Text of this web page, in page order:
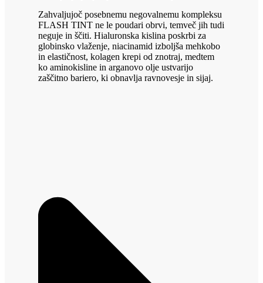
Zahvaljujoč posebnemu negovalnemu kompleksu
FLASH TINT ne le poudari obrvi, temveč jih tudi
neguje in ščiti. Hialuronska kislina poskrbi za
globinsko vlaženje, niacinamid izboljša mehkobo
in elastičnost, kolagen krepi od znotraj, medtem
ko aminokisline in arganovo olje ustvarijo
zaščitno bariero, ki obnavlja ravnovesje in sijaj.